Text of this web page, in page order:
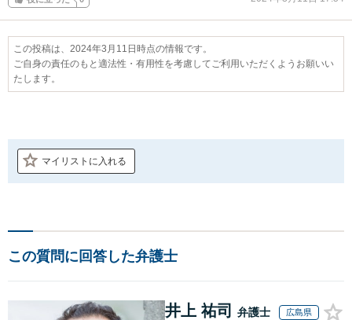
この投稿は、2024年3月11日時点の情報です。
ご自身の責任のもと適法性・有用性を考慮してご利用いただくようお願いい
たします。
マイリストに入れる
この質問に回答した弁護士
井上 祐司 弁護士 広島県